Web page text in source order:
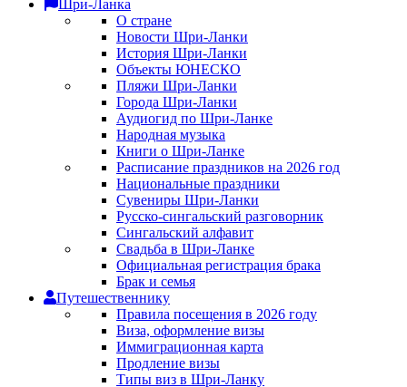
Шри-Ланка
О стране
Новости Шри-Ланки
История Шри-Ланки
Объекты ЮНЕСКО
Пляжи Шри-Ланки
Города Шри-Ланки
Аудиогид по Шри-Ланке
Народная музыка
Книги о Шри-Ланке
Расписание праздников на 2026 год
Национальные праздники
Сувениры Шри-Ланки
Русско-сингальский разговорник
Сингальский алфавит
Свадьба в Шри-Ланке
Официальная регистрация брака
Брак и семья
Путешественнику
Правила посещения в 2026 году
Виза, оформление визы
Иммиграционная карта
Продление визы
Типы виз в Шри-Ланку